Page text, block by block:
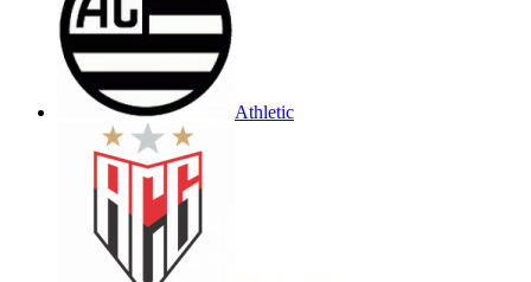
Athletic